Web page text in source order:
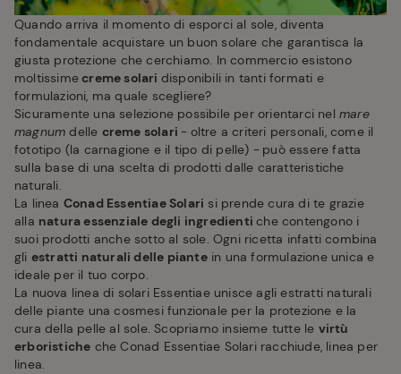
Quando arriva il momento di esporci al sole, diventa
fondamentale acquistare un buon solare che garantisca la
giusta protezione che cerchiamo. In commercio esistono
moltissimecreme solari disponibili in tanti formati e
formulazioni, ma quale scegliere?
Sicuramente una selezione possibile per orientarci nel mare
magnum delle creme solari - oltre a criteri personali, come il
fototipo (la carnagione e il tipo di pelle) - può essere fatta
sulla base di una scelta di prodotti dalle caratteristiche
naturali.
La linea Conad Essentiae Solari si prende cura di te grazie
alla natura essenziale degli ingredientiche contengono i
suoi prodotti anche sotto al sole. Ogni ricetta infatti combina
gli estratti naturali delle piantein una formulazione unica e
ideale per il tuo corpo.
La nuova linea di solari Essentiae unisce agli estratti naturali
delle piante una cosmesi funzionale per la protezione e la
cura della pelle al sole. Scopriamo insieme tutte le virtù
erboristiche che Conad Essentiae Solari racchiude, linea per
linea.